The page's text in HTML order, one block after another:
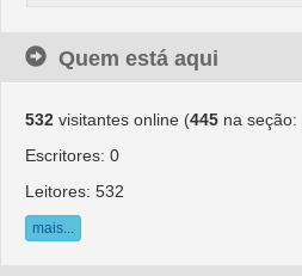
Quem está aqui
532 visitantes online (445 na seção:
Escritores: 0
Leitores: 532
mais...